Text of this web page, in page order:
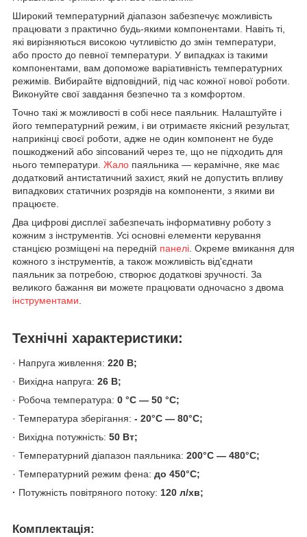
Широкий температурний діапазон забезпечує можливість
працювати з практично будь-якими компонентами. Навіть ті,
які вирізняються високою чутливістю до змін температури,
або просто до певної температури. У випадках із такими
компонентами, вам допоможе варіативність температурних
режимів. Вибирайте відповідний, під час кожної нової роботи.
Виконуйте свої завдання безпечно та з комфортом.
Точно такі ж можливості в собі несе паяльник. Налаштуйте і
його температурний режим, і ви отримаєте якісний результат,
наприкінці своєї роботи, адже не один компонент не буде
пошкоджений або зіпсований через те, що не підходить для
нього температури. Жало паяльника — керамічне, яке має
додатковий антистатичний захист, який не допустить впливу
випадкових статичних розрядів на компоненти, з якими ви
працюєте.
Два цифрові дисплеї забезпечать інформативну роботу з
кожним з інструментів. Усі основні елементи керування
станцією розміщені на передній панелі. Окреме вмикання для
кожного з інструментів, а також можливість від'єднати
паяльник за потребою, створює додаткові зручності. За
великого бажання ви можете працювати одночасно з двома
інструментами.
Технічні характеристики:
· Напруга живлення: 220 В;
· Вихідна напруга: 26 В;
· Робоча температура: 0 °C — 50 °C;
· Температура зберігання: - 20°С — 80°С;
· Вихідна потужність: 50 Вт;
· Температурний діапазон паяльника: 200°С — 480°С;
· Температурний режим фена: до 450°С;
· Потужність повітряного потоку: 120 л/хв;
Комплектація: